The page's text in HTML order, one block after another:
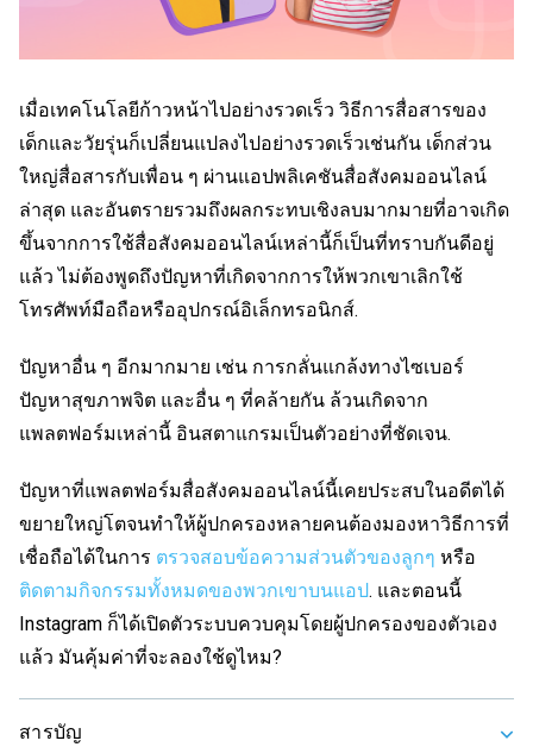
เมื่อเทคโนโลยีก้าวหน้าไปอย่างรวดเร็ว วิธีการสื่อสารของ
เด็กและวัยรุ่นก็เปลี่ยนแปลงไปอย่างรวดเร็วเช่นกัน เด็กส่วน
ใหญ่สื่อสารกับเพื่อน ๆ ผ่านแอปพลิเคชันสื่อสังคมออนไลน์
ล่าสุด และอันตรายรวมถึงผลกระทบเชิงลบมากมายที่อาจเกิด
ขึ้นจากการใช้สื่อสังคมออนไลน์เหล่านี้ก็เป็นที่ทราบกันดีอยู่
แล้ว ไม่ต้องพูดถึงปัญหาที่เกิดจากการให้พวกเขาเลิกใช้
โทรศัพท์มือถือหรืออุปกรณ์อิเล็กทรอนิกส์.
ปัญหาอื่น ๆ อีกมากมาย เช่น การกลั่นแกล้งทางไซเบอร์
ปัญหาสุขภาพจิต และอื่น ๆ ที่คล้ายกัน ล้วนเกิดจาก
แพลตฟอร์มเหล่านี้ อินสตาแกรมเป็นตัวอย่างที่ชัดเจน.
ปัญหาที่แพลตฟอร์มสื่อสังคมออนไลน์นี้เคยประสบในอดีตได้
ขยายใหญ่โตจนทำให้ผู้ปกครองหลายคนต้องมองหาวิธีการที่
เชื่อถือได้ในการ ตรวจสอบข้อความส่วนตัวของลูกๆ หรือ
ติดตามกิจกรรมทั้งหมดของพวกเขาบนแอป. และตอนนี้
Instagram ก็ได้เปิดตัวระบบควบคุมโดยผู้ปกครองของตัวเอง
แล้ว มันคุ้มค่าที่จะลองใช้ดูไหม?
สารบัญ